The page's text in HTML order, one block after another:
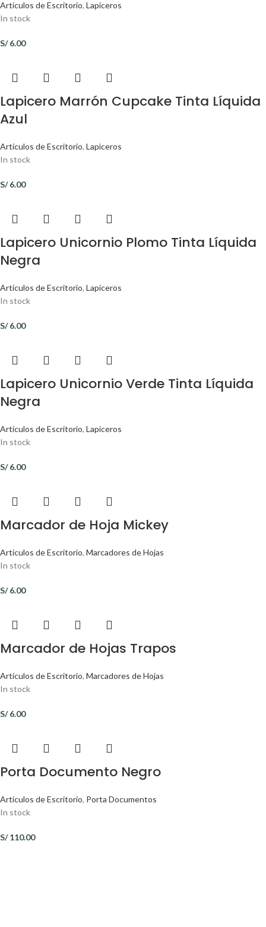
Artículos de Escritorio, Lapiceros
In stock
S/6.00
Lapicero Marrón Cupcake Tinta Líquida
Azul
Artículos de Escritorio, Lapiceros
In stock
S/6.00
Lapicero Unicornio Plomo Tinta Líquida
Negra
Artículos de Escritorio, Lapiceros
In stock
S/6.00
Lapicero Unicornio Verde Tinta Líquida
Negra
Artículos de Escritorio, Lapiceros
In stock
S/6.00
Marcador de Hoja Mickey
Artículos de Escritorio, Marcadores de Hojas
In stock
S/6.00
Marcador de Hojas Trapos
Artículos de Escritorio, Marcadores de Hojas
In stock
S/6.00
Porta Documento Negro
Artículos de Escritorio, Porta Documentos
In stock
S/110.00